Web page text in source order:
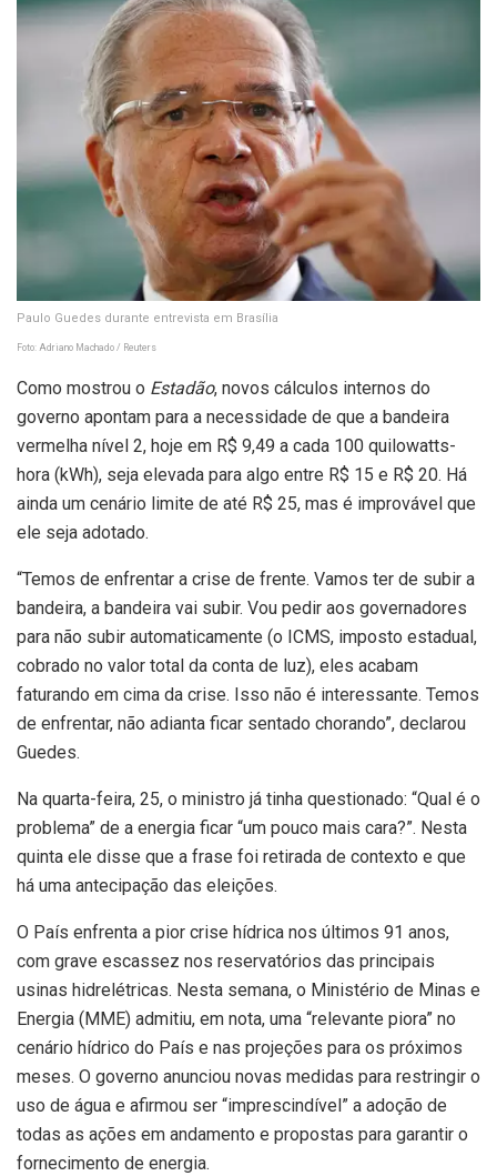
Paulo Guedes durante entrevista em Brasília
Foto: Adriano Machado / Reuters
Como mostrou o Estadão, novos cálculos internos do
governo apontam para a necessidade de que a bandeira
vermelha nível 2, hoje em R$ 9,49 a cada 100 quilowatts-
hora (kWh), seja elevada para algo entre R$ 15 e R$ 20. Há
ainda um cenário limite de até R$ 25, mas é improvável que
ele seja adotado.
“Temos de enfrentar a crise de frente. Vamos ter de subir a
bandeira, a bandeira vai subir. Vou pedir aos governadores
para não subir automaticamente (o ICMS, imposto estadual,
cobrado no valor total da conta de luz), eles acabam
faturando em cima da crise. Isso não é interessante. Temos
de enfrentar, não adianta ficar sentado chorando”, declarou
Guedes.
Na quarta-feira, 25, o ministro já tinha questionado: “Qual é o
problema” de a energia ficar “um pouco mais cara?”. Nesta
quinta ele disse que a frase foi retirada de contexto e que
há uma antecipação das eleições.
O País enfrenta a pior crise hídrica nos últimos 91 anos,
com grave escassez nos reservatórios das principais
usinas hidrelétricas. Nesta semana, o Ministério de Minas e
Energia (MME) admitiu, em nota, uma “relevante piora” no
cenário hídrico do País e nas projeções para os próximos
meses. O governo anunciou novas medidas para restringir o
uso de água e afirmou ser “imprescindível” a adoção de
todas as ações em andamento e propostas para garantir o
fornecimento de energia.